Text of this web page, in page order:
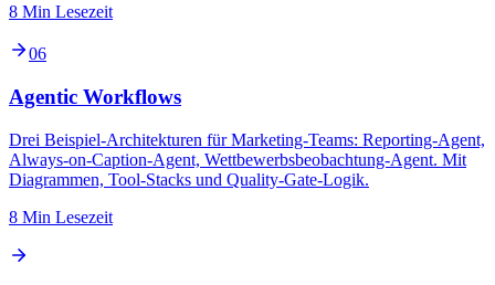
8 Min Lesezeit
06
Agentic Workflows
Drei Beispiel-Architekturen für Marketing-Teams: Reporting-Agent,
Always-on-Caption-Agent, Wettbewerbsbeobachtung-Agent. Mit
Diagrammen, Tool-Stacks und Quality-Gate-Logik.
8 Min Lesezeit